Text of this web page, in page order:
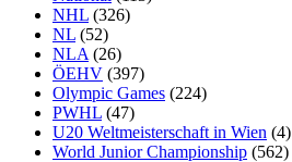
NHL (326)
NL (52)
NLA (26)
ÖEHV (397)
Olympic Games (224)
PWHL (47)
U20 Weltmeisterschaft in Wien (4)
World Junior Championship (562)